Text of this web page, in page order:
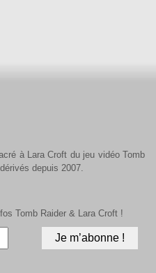
à Lara Croft du jeu vidéo Tomb
depuis 2007.
Tomb Raider & Lara Croft !